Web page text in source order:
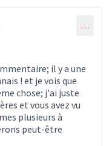
…
il y a une
! et je vois que
chose; j'ai juste
et vous avez vu
plusieurs à
peut-être